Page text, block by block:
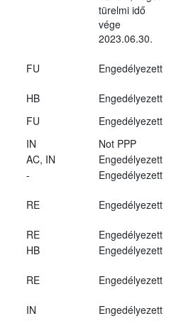
türelmi idő
vége
2023.06.30.
FU Engedélyezett
HB
Engedélyezett
FU
Engedélyezett
IN
Not PPP
AC, IN
Engedélyezett
-
Engedélyezett
RE Engedélyezett
RE
Engedélyezett
HB
Engedélyezett
RE Engedélyezett
IN
Engedélyezett